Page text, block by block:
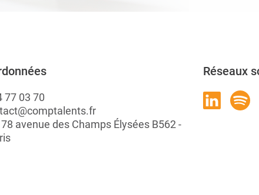
77 03 70
avenue des Champs Élysées B562 -
Réseaux